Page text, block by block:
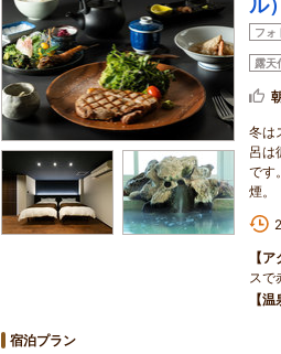
フォ
露天
冬は
呂は
です
煙。
【ア
スで
【温
宿泊プラン